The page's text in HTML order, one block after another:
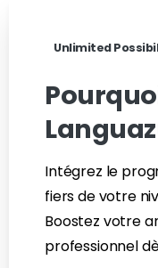
Unlimited